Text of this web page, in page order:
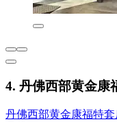
4. 丹佛西部黄金康
丹佛西部黄金康福特